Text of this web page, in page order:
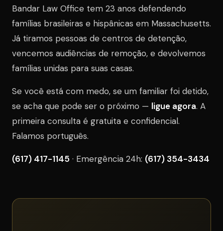
Bandar Law Office tem 23 anos defendendo
famílias brasileiras e hispânicas em Massachusetts.
Já tiramos pessoas de centros de detenção,
vencemos audiências de remoção, e devolvemos
famílias unidas para suas casas.
Se você está com medo, se um familiar foi detido,
se acha que pode ser o próximo — ligue agora. A
primeira consulta é gratuita e confidencial.
Falamos português.
(617) 417-1145 · Emergência 24h: (617) 354-3434